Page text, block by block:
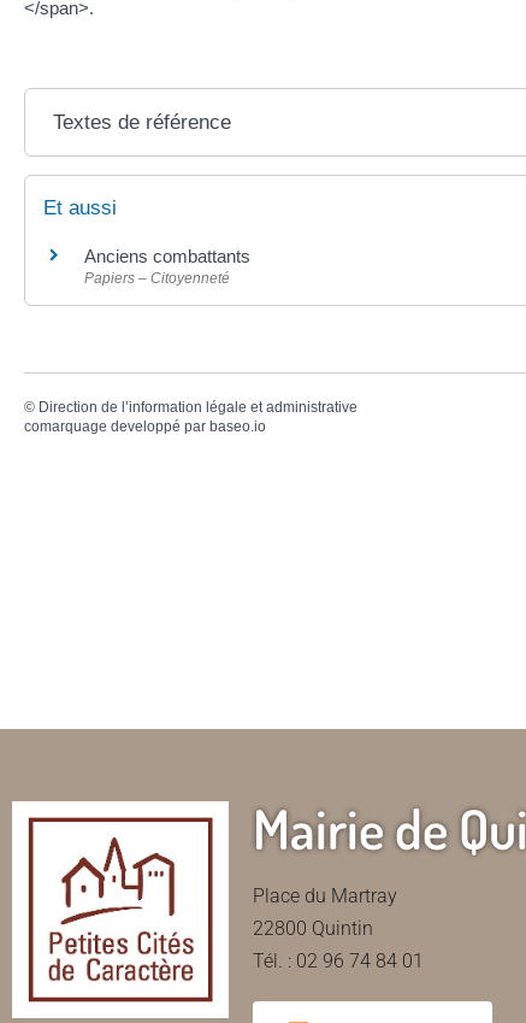
</span>.
Textes de référence
Et aussi
Anciens combattants
Papiers – Citoyenneté
© Direction de l’information légale et administrative
comarquage developpé par baseo.io
Mairie de
Place du Martray
22800 Quintin
Tél. : 02 96 74 84 01